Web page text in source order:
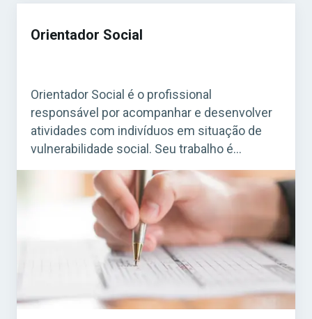
Orientador Social
Orientador Social é o profissional
responsável por acompanhar e desenvolver
atividades com indivíduos em situação de
vulnerabilidade social. Seu trabalho é
essencial em programas de assistência
social mantidos por prefeituras e governos,
especialmente em Centros de Referência de
Assistência Social (CRAS) e em projetos
ligados ao SUAS (Sistema Único de
Assistência Social). Acesse agora o […]